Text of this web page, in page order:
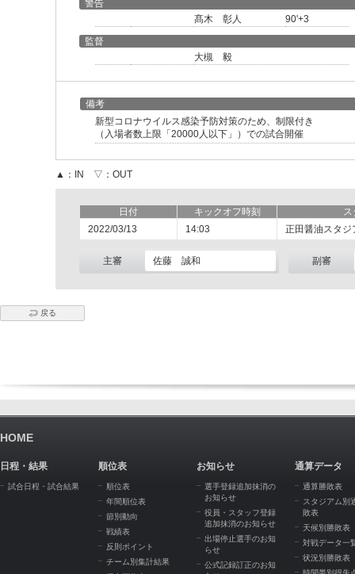
警告
髙木 彰人
90'+3
監督
大槻 毅
備考
新型コロナウイルス感染予防対策のため、制限付き
（入場者数上限「20000人以下」）での試合開催
▲：IN ▽：OUT
日付 キックオフ時刻
ス
2022/03/13
14:03 正田醤油スタジ
主審 佐藤 誠和 副審
戻る
HOME
日程・結果
試合日程・試合結果
順位表
順位表
年間順位表
節別動向
戦績表
反則ポイント
チーム別集計結果
お知らせ
選手登録追加抹消の
お知らせ
役員・スタッフ登録
追加抹消のお知らせ
出場停止選手のお知
らせ
公式記録訂正のお知
通算データ
通算勝敗表
スタジアム別
敗表
天候別勝敗表
対戦データ一
状況別勝敗表